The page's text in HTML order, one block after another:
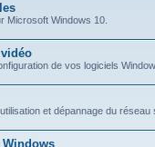
Microsoft Windows 10.
de vos logiciels
et dépannage du réseau